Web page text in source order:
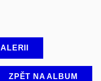
ZPĚT NA ALBUM